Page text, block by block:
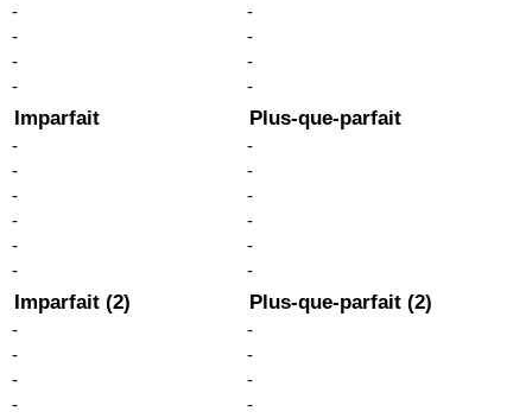
-
-
-
-
-
-
-
-
Imparfait
-
-
-
-
-
-
Plus-que-parfait
-
-
-
-
-
-
Imparfait (2)
-
-
-
-
Plus-que-parfait (2)
-
-
-
-